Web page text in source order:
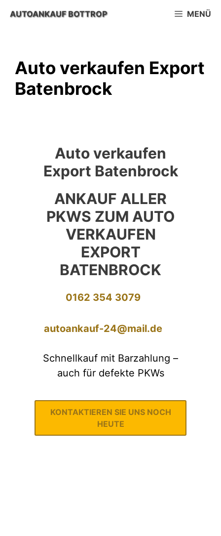
InhaltAUTOANKAUF BOTTROP MENÜ
Auto verkaufen Export
Batenbrock
Auto verkaufen
Export Batenbrock
ANKAUF ALLER
PKWS ZUM AUTO
VERKAUFEN
EXPORT
BATENBROCK
0162 354 3079
autoankauf-24@mail.de
Schnellkauf mit Barzahlung –
auch für defekte PKWs
KONTAKTIEREN SIE UNS NOCH
HEUTE